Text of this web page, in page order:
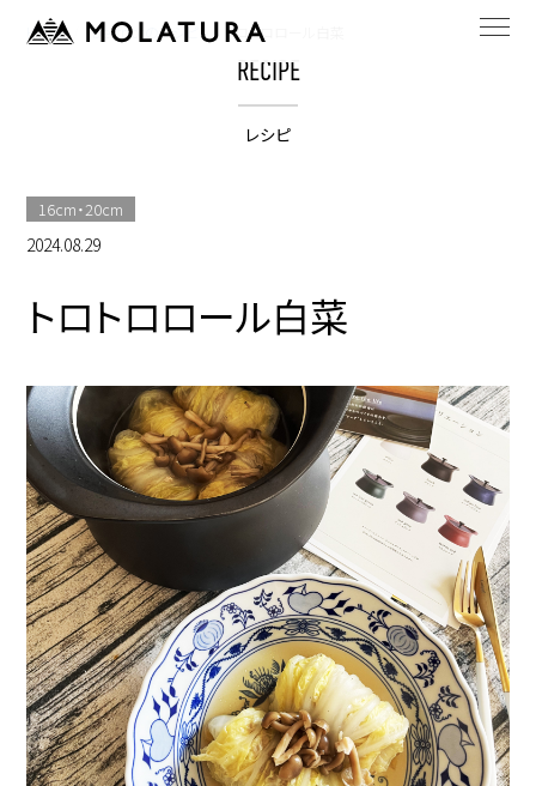
HOME bestpotのレシピ トロトロロール白菜
RECIPE
レシピ
16cm・20cm
2024.08.29
トロトロロール白菜